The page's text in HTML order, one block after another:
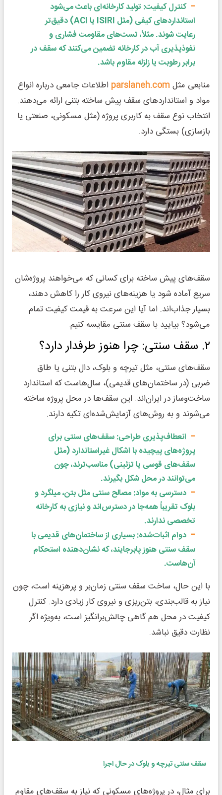
کنترل کیفیت: تولید کارخانه‌ای باعث می‌شود
استانداردهای کیفی (مثل ISIRI یا ACI) دقیق‌تر
رعایت شوند. مثلاً، تست‌های مقاومت فشاری و
نفوذپذیری آب در کارخانه تضمین می‌کنند که سقف در
برابر رطوبت یا زلزله مقاوم باشد.
منابعی مثلparslaneh.com اطلاعات جامعی درباره انواع
مواد و استانداردهای سقف پیش ساخته بتنی ارائه می‌دهند.
انتخاب نوع سقف به کاربری پروژه (مثل مسکونی، صنعتی یا
بازسازی) بستگی دارد.
سقف‌های پیش ساخته برای کسانی که می‌خواهند پروژه‌شان
سریع آماده شود یا هزینه‌های نیروی کار را کاهش دهند،
بسیار جذاب‌اند. اما آیا این سرعت به قیمت کیفیت تمام
می‌شود؟ بیایید با سقف سنتی مقایسه کنیم.
۲. سقف سنتی: چرا هنوز طرفدار دارد؟
سقف‌های سنتی، مثل تیرچه و بلوک، دال بتنی یا طاق
ضربی (در ساختمان‌های قدیمی)، سال‌هاست که استاندارد
ساخت‌وساز در ایران‌اند. این سقف‌ها در محل پروژه ساخته
می‌شوند و به روش‌های آزمایش‌شده‌ای تکیه دارند.
انعطاف‌پذیری طراحی: سقف‌های سنتی برای
پروژه‌های پیچیده با اشکال غیراستاندارد (مثل
سقف‌های قوسی یا تزئینی) مناسب‌ترند، چون
می‌توانند در محل شکل بگیرند.
دسترسی به مواد: مصالح سنتی مثل بتن، میلگرد و
بلوک تقریباً همه‌جا در دسترس‌اند و نیازی به کارخانه
تخصصی ندارند.
دوام اثبات‌شده: بسیاری از ساختمان‌های قدیمی با
سقف سنتی هنوز پابرجایند، که نشان‌دهنده استحکام
آن‌هاست.
با این حال، ساخت سقف سنتی زمان‌بر و پرهزینه است، چون
نیاز به قالب‌بندی، بتن‌ریزی و نیروی کار زیادی دارد. کنترل
کیفیت در محل هم گاهی چالش‌برانگیز است، به‌ویژه اگر
نظارت دقیق نباشد.
سقف سنتی تیرچه و بلوک در حال اجرا
برای مثال، در پروژه‌های مسکونی که نیاز به سقف‌های مقاوم